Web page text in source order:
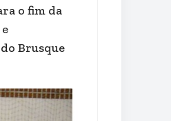
o fim da
Brusque